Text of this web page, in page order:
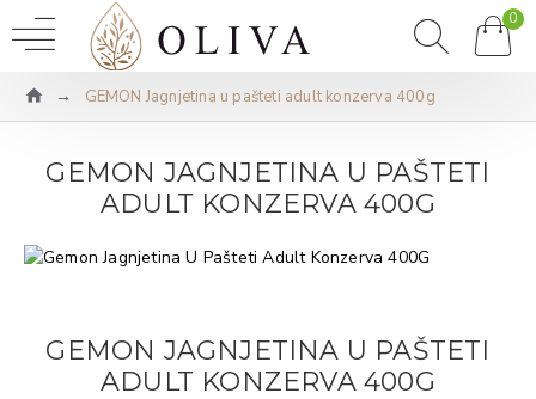
0
GEMON Jagnjetina u pašteti adult konzerva 400g
GEMON JAGNJETINA U PAŠTETI
ADULT KONZERVA 400G
GEMON JAGNJETINA U PAŠTETI
ADULT KONZERVA 400G